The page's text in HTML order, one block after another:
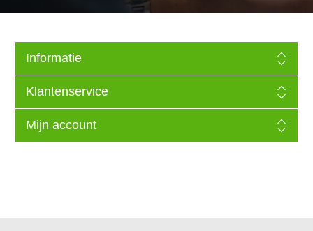
Informatie
Klantenservice
Mijn account